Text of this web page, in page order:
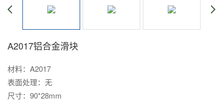
A2017铝合金滑块
材料：A2017
表面处理：无
尺寸：90*28mm